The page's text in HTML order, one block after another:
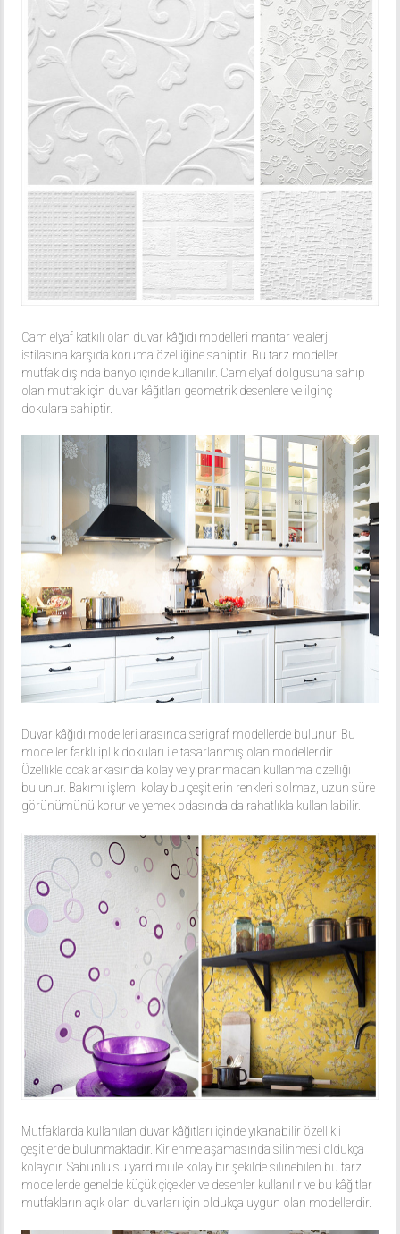
Cam elyaf katkılı olan duvar kâğıdı modelleri mantar ve alerji
istilasına karşıda koruma özelliğine sahiptir. Bu tarz modeller
mutfak dışında banyo içinde kullanılır. Cam elyaf dolgusuna sahip
olan mutfak için duvar kâğıtları geometrik desenlere ve ilginç
dokulara sahiptir.
Duvar kâğıdı modelleri arasında serigraf modellerde bulunur. Bu
modeller farklı iplik dokuları ile tasarlanmış olan modellerdir.
Özellikle ocak arkasında kolay ve yıpranmadan kullanma özelliği
bulunur. Bakımı işlemi kolay bu çeşitlerin renkleri solmaz, uzun süre
görünümünü korur ve yemek odasında da rahatlıkla kullanılabilir.
Mutfaklarda kullanılan duvar kâğıtları içinde yıkanabilir özellikli
çeşitlerde bulunmaktadır. Kirlenme aşamasında silinmesi oldukça
kolaydır. Sabunlu su yardımı ile kolay bir şekilde silinebilen bu tarz
modellerde genelde küçük çiçekler ve desenler kullanılır ve bu kâğıtlar
mutfakların açık olan duvarları için oldukça uygun olan modellerdir.